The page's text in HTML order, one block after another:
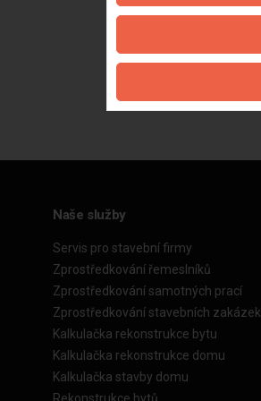
Naše služby
Servis pro stavební firmy
Zprostředkování řemeslníků
Zprostředkování samotných prací
Zprostředkování stavebních zakázek
Kalkulačka rekonstrukce bytu
Kalkulačka rekonstrukce domu
Kalkulačka stavby domu